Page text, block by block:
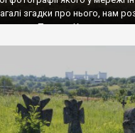
згадки про нього, нам
Палац у Красному